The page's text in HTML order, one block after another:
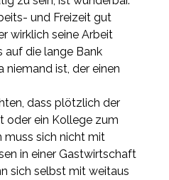
und Freizeit gut
wirklich seine Arbeit
auf die lange Bank
niemand ist, der einen
dass plötzlich der
oder ein Kollege zum
muss sich nicht mit
in einer Gastwirtschaft
sich selbst mit weitaus